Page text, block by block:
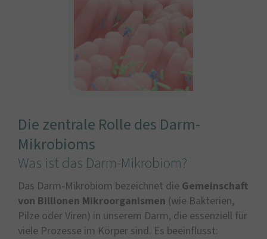
Die zentrale Rolle des Darm-
Mikrobioms
Was ist das Darm-Mikrobiom?
Das Darm-Mikrobiom bezeichnet die Gemeinschaft
von Billionen Mikroorganismen (wie Bakterien,
Pilze oder Viren) in unserem Darm, die essenziell für
viele Prozesse im Körper sind. Es beeinflusst: